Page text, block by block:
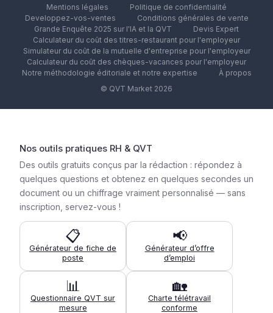
Mentions légales
Politique de confidentialité
Developpez-vos-ventes
Conditions générales de vente
Grande Enquête 2025 sur l'IA et la QVT
Devis Expert
Calculateur du coût des titres-restaurant pour l'employeur
Simulateur du coût de la mutuelle d'entreprise pour l'employeur
Calculateur du coût des chèques-vacances pour l'employeur
Notre méthodologie éditoriale et notre expertise
À propos
© QVT Market 2026
Nos outils pratiques RH & QVT
Des outils gratuits conçus par la rédaction : répondez à
quelques questions et obtenez en quelques secondes un
document ou un chiffrage vraiment personnalisé — sans
inscription, servez-vous !
📋
Générateur de fiche de
poste
📢
Générateur d’offre
d’emploi
📊
Questionnaire QVT sur
mesure
🏡
Charte télétravail
conforme